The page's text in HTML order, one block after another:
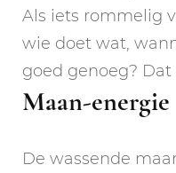
Als iets rommelig
wie doet wat,
goed genoeg?
Maan-energie
De wassende